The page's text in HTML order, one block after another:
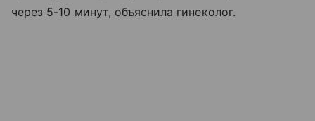
через 5-10 минут, объяснила гинеколог.